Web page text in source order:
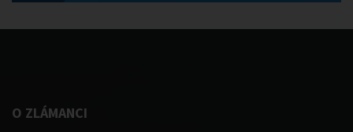
O ZLÁMANCI